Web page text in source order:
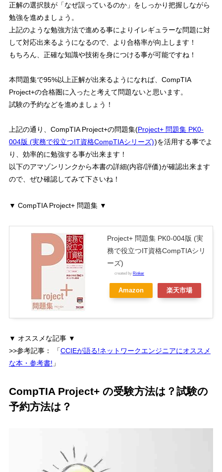
正解の選択肢が「なぜ誤っているのか」をしっかり把握しながら
勉強を進めましょう。
上記のような勉強方法で進める事により イレギュラーな問題に対
して対応出来るようになるので、より合格率が向上します！
もちろん、正確な知識や技術を身につける事が可能ですね！
本問題集で95%以上正解が出来るようになれば、CompTIA
Project+の合格圏に入ったと考えて問題ないと思います。
試験の予約などを進めましょう！
上記の通り、CompTIA Project+の問題集(Project+ 問題集 PK0-
004版 (実務で役立つIT資格CompTIAシリーズ))を活用する事でよ
り、効率的に勉強する事が出来ます！
以下のアマゾンリンクから本書の詳細(内容/評価)が確認出来ます
ので、ぜひ確認してみて下さいね！
▼ CompTIA Project+ 問題集 ▼
Project+ 問題集 PK0-004版 (実
務で役立つIT資格CompTIAシリ
ーズ)
created by Rinker
Amazon 楽天市場
▼ オススメな記事 ▼
>>参考記事：
「CCIEが語る!ネットワークエンジニアにオススメ
な本・参考書! 」
CompTIA Project+ の受験方法は？試験の
予約方法は？